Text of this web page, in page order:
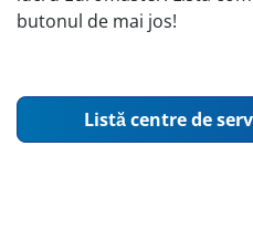
butonul de mai jos!
Listă centre de